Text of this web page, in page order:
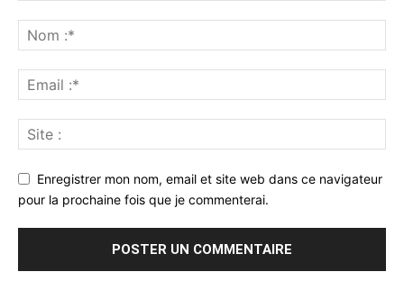
Enregistrer mon nom, email et site web dans ce navigateur
pour la prochaine fois que je commenterai.